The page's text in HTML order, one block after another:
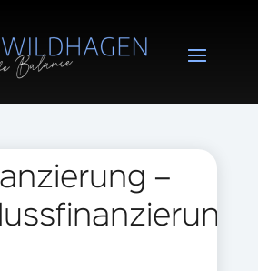
–